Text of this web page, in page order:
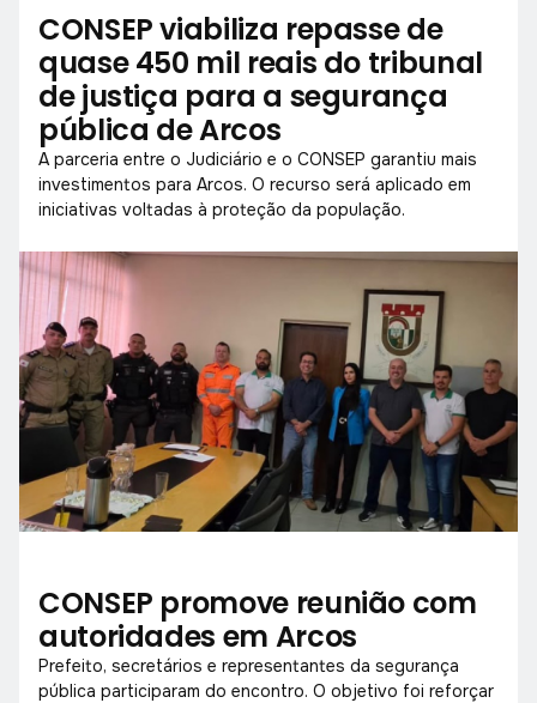
CONSEP viabiliza repasse de
quase 450 mil reais do tribunal
de justiça para a segurança
pública de Arcos
A parceria entre o Judiciário e o CONSEP garantiu mais
investimentos para Arcos. O recurso será aplicado em
iniciativas voltadas à proteção da população.
CONSEP promove reunião com
autoridades em Arcos
Prefeito, secretários e representantes da segurança
pública participaram do encontro. O objetivo foi reforçar